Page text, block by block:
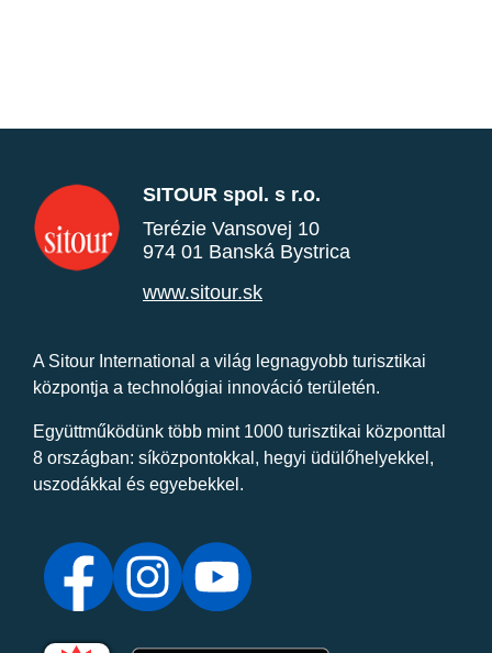
SITOUR spol. s r.o.
Terézie Vansovej 10
974 01 Banská Bystrica
www.sitour.sk
A Sitour International a világ legnagyobb turisztikai
központja a technológiai innováció területén.
Együttműködünk több mint 1000 turisztikai központtal
8 országban: síközpontokkal, hegyi üdülőhelyekkel,
uszodákkal és egyebekkel.